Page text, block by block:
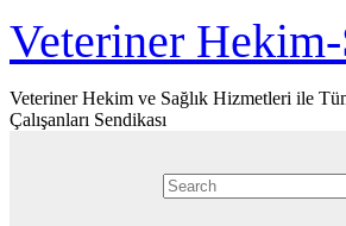
Veteriner
Veteriner Hekim ve Sağlık Hizmetleri ile
Çalışanları Sendikası